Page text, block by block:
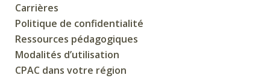
Carrières
Politique de confidentialité
Ressources pédagogiques
Modalités d’utilisation
CPAC dans votre région